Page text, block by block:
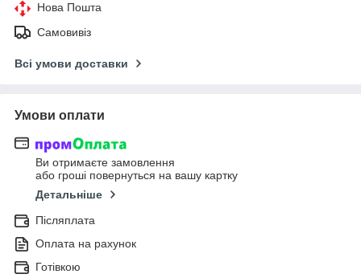
Нова Пошта
Самовивіз
Всі умови доставки
Умови оплати
Ви отримаєте замовлення
або гроші повернуться на вашу картку
Детальніше
Післяплата
Оплата на рахунок
Готівкою